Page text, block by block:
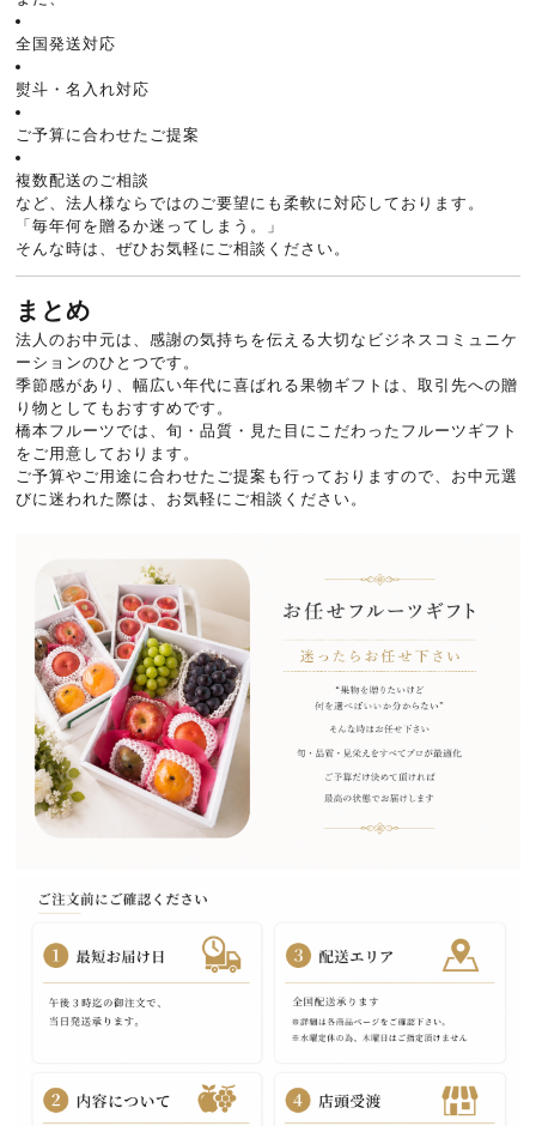
全国発送対応
熨斗・名入れ対応
ご予算に合わせたご提案
複数配送のご相談
など、法人様ならではのご要望にも柔軟に対応しております。
「毎年何を贈るか迷ってしまう。」
そんな時は、ぜひお気軽にご相談ください。
まとめ
法人のお中元は、感謝の気持ちを伝える大切なビジネスコミュニケ
ーションのひとつです。
季節感があり、幅広い年代に喜ばれる果物ギフトは、取引先への贈
り物としてもおすすめです。
橋本フルーツでは、旬・品質・見た目にこだわったフルーツギフト
をご用意しております。
ご予算やご用途に合わせたご提案も行っておりますので、お中元選
びに迷われた際は、お気軽にご相談ください。